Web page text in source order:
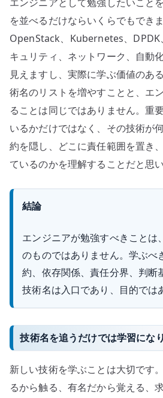
で
は
な
く
造
と
制
約
を
学
へ
を並べるだけならいくらでもでき
OpenStack、Kubernetes、DPDK
キュリティ、ネットワーク、自動
見えますし、実際に学ぶ価値のあ
術名のリストを増やすことと、エ
ることは同じではありません。重
いるかだけではなく、その技術が
約を隠し、どこに責任範囲を置き
ているのかを理解することだと思い
結論
エンジニアが勉強すべきことは
のものではありません。学ぶべ
約、依存関係、責任分界、判断
技術名は入口であり、目的では
技術名を追うだけでは学習にな
新しい技術を学ぶことは大切です
るから触る、有名だから覚える、